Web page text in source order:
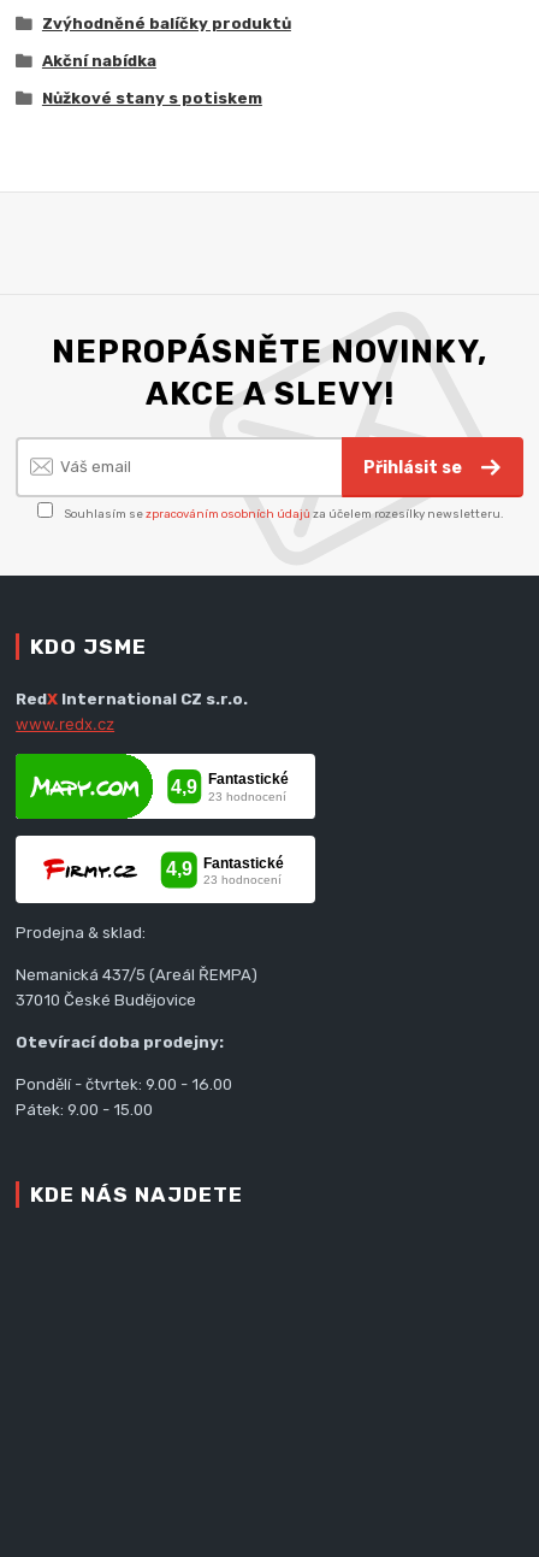
Zvýhodněné balíčky produktů
Akční nabídka
Nůžkové stany s potiskem
NEPROPÁSNĚTE NOVINKY,
AKCE A SLEVY!
Přihlásit se
Souhlasím sezpracováním osobních údajů za účelem rozesílky newsletteru.
KDO JSME
RedX International CZ s.r.o.
www.redx.cz
Prodejna & sklad:
Nemanická 437/5 (Areál ŘEMPA)
37010 České Budějovice
Otevírací doba prodejny:
Pondělí - čtvrtek: 9.00 - 16.00
Pátek: 9.00 - 15.00
KDE NÁS NAJDETE